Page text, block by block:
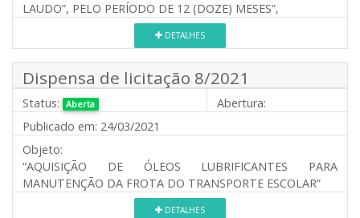
LAUDO”, PELO PERÍODO DE 12 (DOZE) MESES”,
DETALHES
Dispensa de licitação 8/2021
Status: Aberta
Abertura:
Publicado em: 24/03/2021
Objeto:
“AQUISIÇÃO DE ÓLEOS LUBRIFICANTES PARA
MANUTENÇÃO DA FROTA DO TRANSPORTE ESCOLAR”
DETALHES